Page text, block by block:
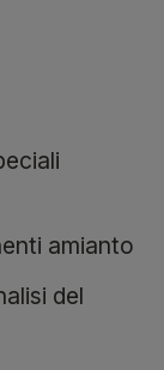
amianto
del